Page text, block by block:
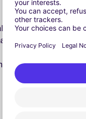
driver | Kinderzit |
| Sneeuw banden
without